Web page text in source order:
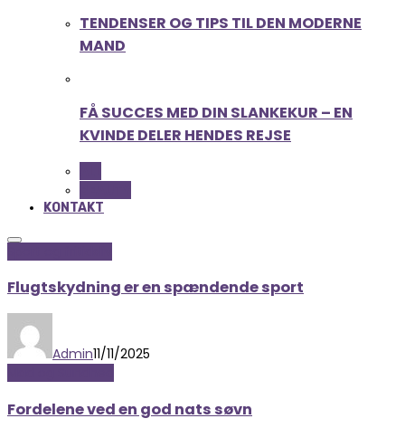
TENDENSER OG TIPS TIL DEN MODERNE
MAND
FÅ SUCCES MED DIN SLANKEKUR – EN
KVINDE DELER HENDES REJSE
KONTAKT
Flugtskydning er en spændende sport
Admin11/11/2025
Fordelene ved en god nats søvn